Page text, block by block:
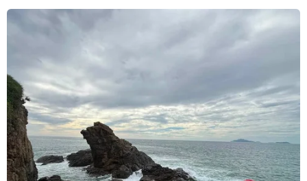
Haiti đối mặt nguy cơ bùng phát dịch
bệnh sau cơn bão Matthew